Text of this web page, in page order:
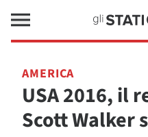
AMERICA
USA 2016, il
Scott Walker